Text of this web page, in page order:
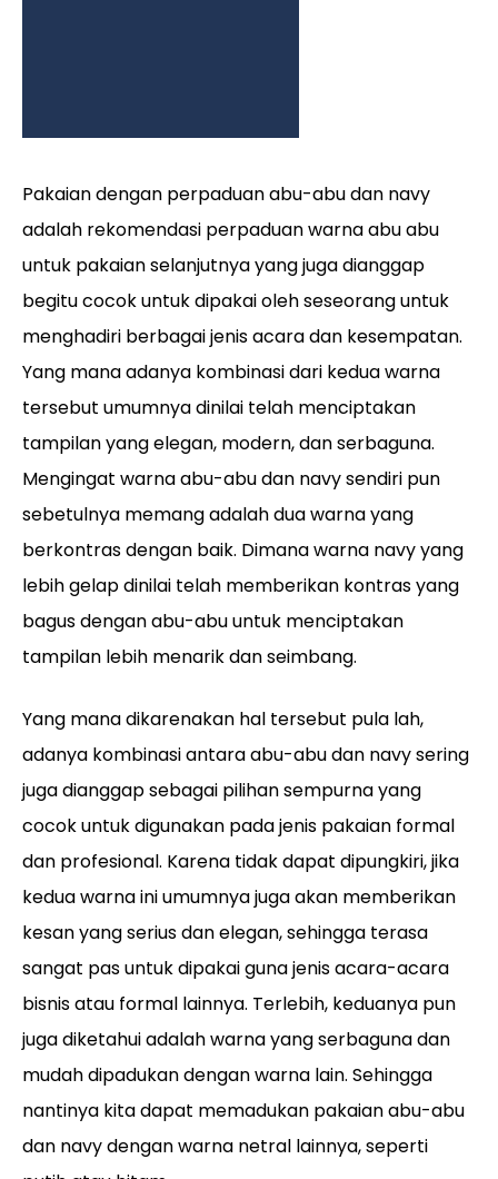
Pakaian dengan perpaduan abu-abu dan navy
adalah rekomendasi perpaduan warna abu abu
untuk pakaian selanjutnya yang juga dianggap
begitu cocok untuk dipakai oleh seseorang untuk
menghadiri berbagai jenis acara dan kesempatan.
Yang mana adanya kombinasi dari kedua warna
tersebut umumnya dinilai telah menciptakan
tampilan yang elegan, modern, dan serbaguna.
Mengingat warna abu-abu dan navy sendiri pun
sebetulnya memang adalah dua warna yang
berkontras dengan baik. Dimana warna navy yang
lebih gelap dinilai telah memberikan kontras yang
bagus dengan abu-abu untuk menciptakan
tampilan lebih menarik dan seimbang.
Yang mana dikarenakan hal tersebut pula lah,
adanya kombinasi antara abu-abu dan navy sering
juga dianggap sebagai pilihan sempurna yang
cocok untuk digunakan pada jenis pakaian formal
dan profesional. Karena tidak dapat dipungkiri, jika
kedua warna ini umumnya juga akan memberikan
kesan yang serius dan elegan, sehingga terasa
sangat pas untuk dipakai guna jenis acara-acara
bisnis atau formal lainnya. Terlebih, keduanya pun
juga diketahui adalah warna yang serbaguna dan
mudah dipadukan dengan warna lain. Sehingga
nantinya kita dapat memadukan pakaian abu-abu
dan navy dengan warna netral lainnya, seperti